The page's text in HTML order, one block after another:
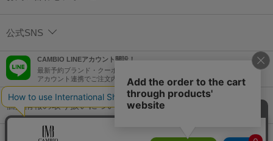
公式SNS
CAMBIO LINEアカウント開設！
最新予約ブランド・クーポン情報などを配信！
アカウント連携でご注文内容をLINEでも確認可能！
個人情報の取り扱いについて